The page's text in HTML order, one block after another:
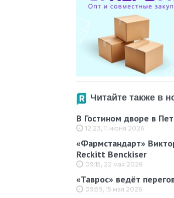
Читайте также в
В Гостином дворе в
12:23, 11 июня 2026
«Фармстандарт»
Reckitt Benckiser
09:15, 22 мая 2026
«Таврос» ведёт
09:59, 15 мая 2026